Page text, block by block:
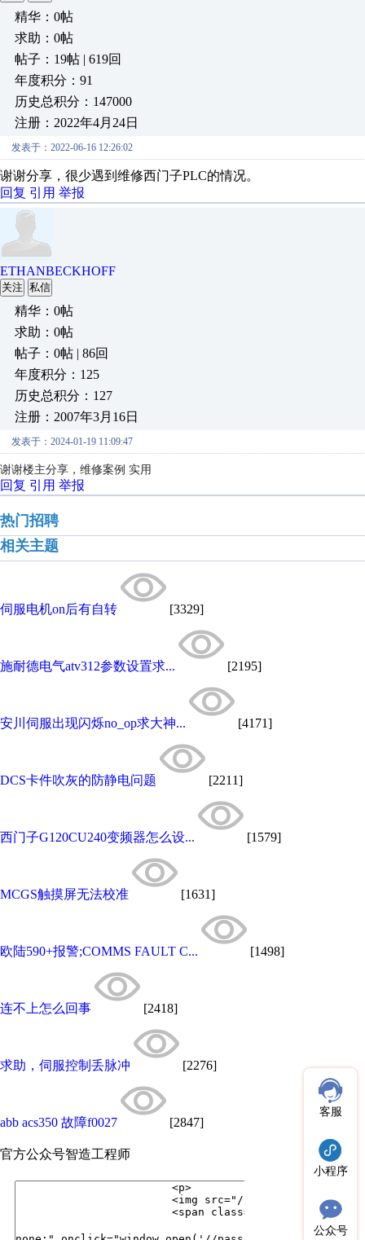
精华：0帖
求助：0帖
帖子：19帖 | 619回
年度积分：91
历史总积分：147000
注册：2022年4月24日
发表于：2022-06-16 12:26:02
谢谢分享，很少遇到维修西门子PLC的情况。
回复 引用 举报
ETHANBECKHOFF
关注 私信
精华：0帖
求助：0帖
帖子：0帖 | 86回
年度积分：125
历史总积分：127
注册：2007年3月16日
发表于：2024-01-19 11:09:47
谢谢楼主分享，维修案例 实用
回复 引用 举报
热门招聘
相关主题
伺服电机on后有自转 [3329]
施耐德电气atv312参数设置求... [2195]
安川伺服出现闪烁no_op求大神... [4171]
DCS卡件吹灰的防静电问题 [2211]
西门子G120CU240变频器怎么设... [1579]
MCGS触摸屏无法校准 [1631]
欧陆590+报警;COMMS FAULT C... [1498]
连不上怎么回事 [2418]
求助，伺服控制丢脉冲 [2276]
abb acs350 故障f0027 [2847]
官方公众号智造工程师
客服
小程序
公众号